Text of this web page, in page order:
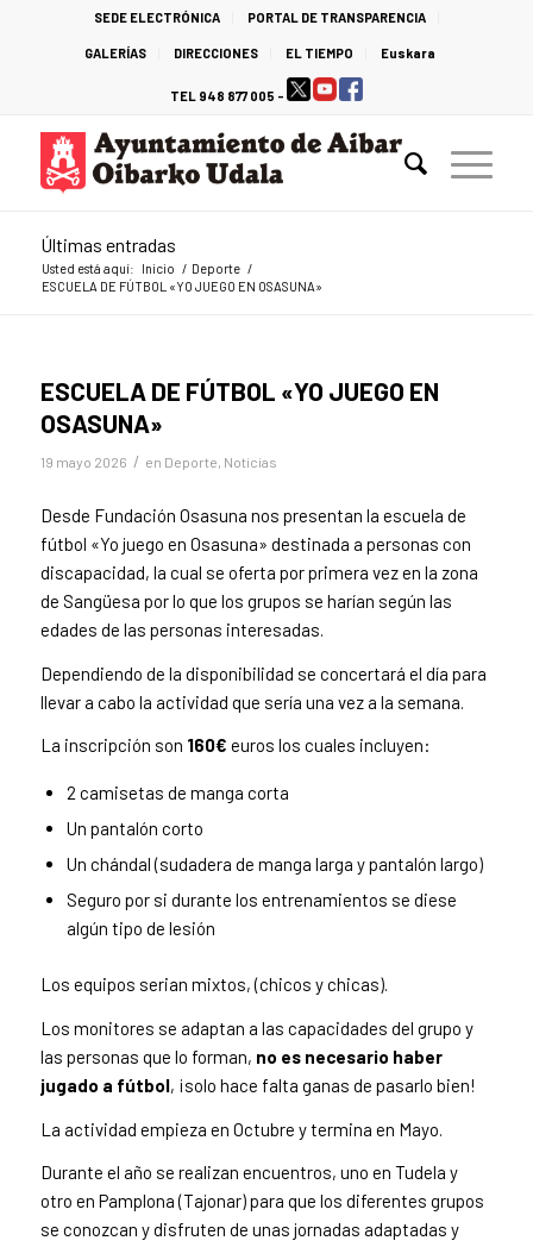
SEDE ELECTRÓNICA PORTAL DE TRANSPARENCIA
GALERÍAS DIRECCIONES EL TIEMPO Euskara
TEL 948 877 005 -
Últimas entradas
Usted está aquí: Inicio / Deporte /
ESCUELA DE FÚTBOL «YO JUEGO EN OSASUNA»
ESCUELA DE FÚTBOL «YO JUEGO EN
OSASUNA»
19 mayo 2026 / en Deporte, Noticias
Desde Fundación Osasuna nos presentan la escuela de
fútbol «Yo juego en Osasuna» destinada a personas con
discapacidad, la cual se oferta por primera vez en la zona
de Sangüesa por lo que los grupos se harían según las
edades de las personas interesadas.
Dependiendo de la disponibilidad se concertará el día para
llevar a cabo la actividad que sería una vez a la semana.
La inscripción son 160€ euros los cuales incluyen:
2 camisetas de manga corta
Un pantalón corto
Un chándal (sudadera de manga larga y pantalón largo)
Seguro por si durante los entrenamientos se diese
algún tipo de lesión
Los equipos serian mixtos, (chicos y chicas).
Los monitores se adaptan a las capacidades del grupo y
las personas que lo forman, no es necesario haber
jugado a fútbol, ¡solo hace falta ganas de pasarlo bien!
La actividad empieza en Octubre y termina en Mayo.
Durante el año se realizan encuentros, uno en Tudela y
otro en Pamplona (Tajonar) para que los diferentes grupos
se conozcan y disfruten de unas jornadas adaptadas y